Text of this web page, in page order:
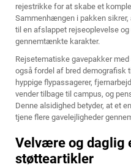
rejestrikke for at skabe et
Sammenhængen i pakken sikrer,
til en afslappet rejseoplevelse
gennemtænkte karakter.
Rejsetematiske gavepakker med
også fordel af bred demografisk
hyppige flypassagerer,
vender tilbage til campus, og
Denne alsidighed betyder, at et
tjene flere gavelejligheder
Velvære og daglig
støtteartikler